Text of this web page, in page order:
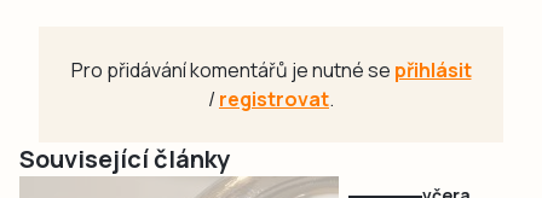
Pro přidávání komentářů je nutné se přihlásit
/registrovat.
Související články